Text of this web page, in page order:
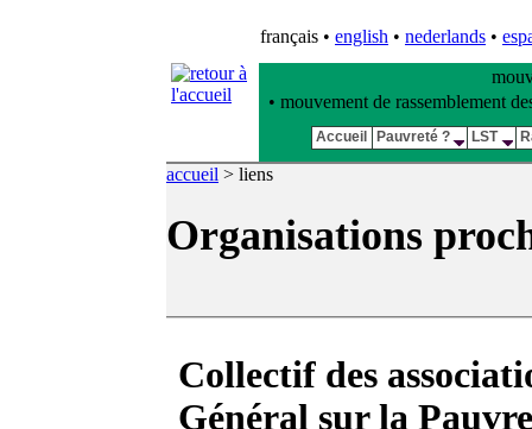
français • english • nederlands •
• mouvement de rassemblement
accueil > liens
Organisations
Collectif des
Général sur la
Accueil Pauvreté ? LST